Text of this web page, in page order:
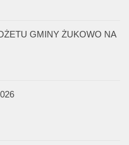
GMINY ŻUKOWO NA